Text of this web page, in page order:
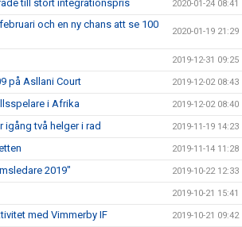
till stort integrationspris 2020-01-24 08:41
och en ny chans att se 100
2020-01-19 21:29
2019-12-31 09:25
på Asllani Court 2019-12-02 08:43
i Afrika 2019-12-02 08:40
två helger i rad 2019-11-19 14:23
2019-11-14 11:28
2019" 2019-10-22 12:33
2019-10-21 15:41
med Vimmerby IF 2019-10-21 09:42